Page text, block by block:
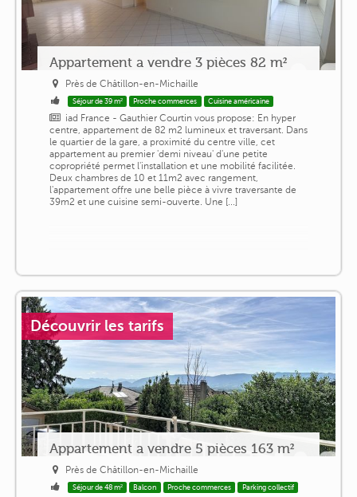
Appartement a vendre 3 pièces 82 m²
Près de Châtillon-en-Michaille
Séjour de 39 m² Proche commerces Cuisine américaine
iad France - Gauthier Courtin vous propose: En hyper
centre, appartement de 82 m2 lumineux et traversant. Dans
le quartier de la gare, a proximité du centre ville, cet
appartement au premier 'demi niveau' d'une petite
copropriété permet l'installation et une mobilité facilitée.
Deux chambres de 10 et 11m2 avec rangement,
l'appartement offre une belle pièce à vivre traversante de
39m2 et une cuisine semi-ouverte. Une [...]
Découvrir les tarifs
Appartement a vendre 5 pièces 163 m²
Près de Châtillon-en-Michaille
Séjour de 48 m² Balcon Proche commerces Parking collectif